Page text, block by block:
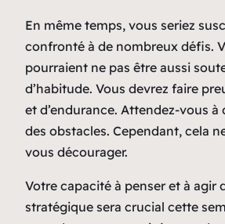
En même temps, vous seriez
confronté à de nombreux défis.
pourraient ne pas être aussi
d’habitude. Vous devrez faire
et d’endurance. Attendez-vous à
des obstacles. Cependant, cela
vous décourager.
Votre capacité à penser et à agir
stratégique sera crucial cette